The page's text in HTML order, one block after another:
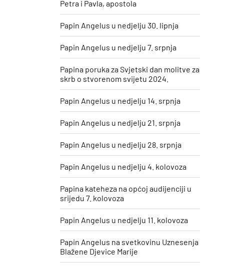
Petra i Pavla, apostola
Papin Angelus u nedjelju 30. lipnja
Papin Angelus u nedjelju 7. srpnja
Papina poruka za Svjetski dan molitve za
skrb o stvorenom svijetu 2024.
Papin Angelus u nedjelju 14. srpnja
Papin Angelus u nedjelju 21. srpnja
Papin Angelus u nedjelju 28. srpnja
Papin Angelus u nedjelju 4. kolovoza
Papina kateheza na općoj audijenciji u
srijedu 7. kolovoza
Papin Angelus u nedjelju 11. kolovoza
​Papin Angelus na svetkovinu Uznesenja
Blažene Djevice Marije